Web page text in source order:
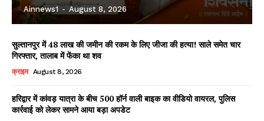
Ainnews1 - August 8, 2026
सुल्तानपुर में 48 लाख की जमीन की रकम के लिए जीजा की हत्या! साले समेत चार
गिरफ्तार, तालाब में फेंका था शव
क्राइम August 8, 2026
हरिद्वार में कांवड़ यात्रा के बीच 500 हॉर्न वाली बाइक का वीडियो वायरल, पुलिस
कार्रवाई को लेकर सामने आया बड़ा अपडेट